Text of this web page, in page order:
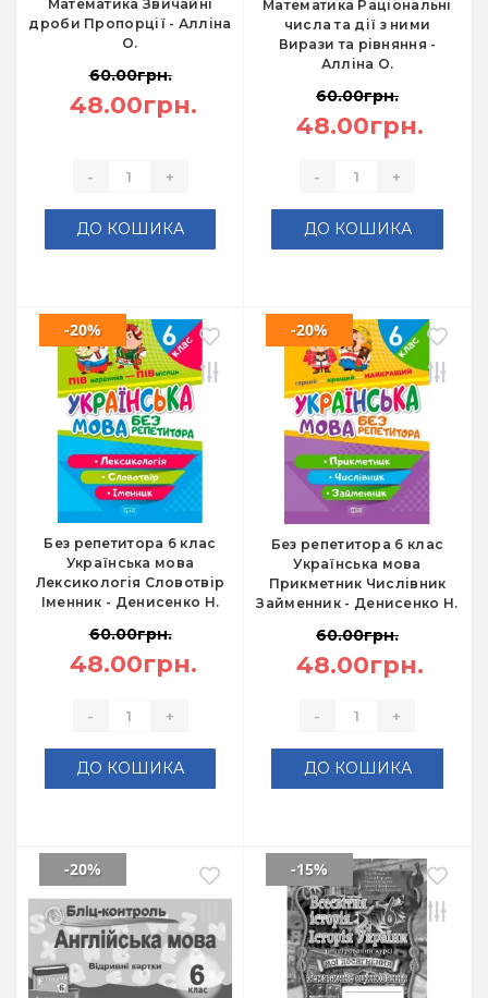
Математика Звичайні
дроби Пропорції - Алліна
О.
60.00грн.
48.00грн.
- +
ДО КОШИКА
Математика Раціональні
числа та дії з ними
Вирази та рівняння -
Алліна О.
60.00грн.
48.00грн.
- +
ДО КОШИКА
Без репетитора 6 клас
Українська мова
Лексикологія Словотвір
Іменник - Денисенко Н.
-20%
60.00грн.
48.00грн.
- +
ДО КОШИКА
Без репетитора 6 клас
Українська мова
Прикметник Числівник
Займенник - Денисенко Н.
-20%
60.00грн.
48.00грн.
- +
ДО КОШИКА
-20% -15%